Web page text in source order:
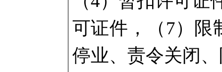
可证件，（7）限
停业、责令关闭